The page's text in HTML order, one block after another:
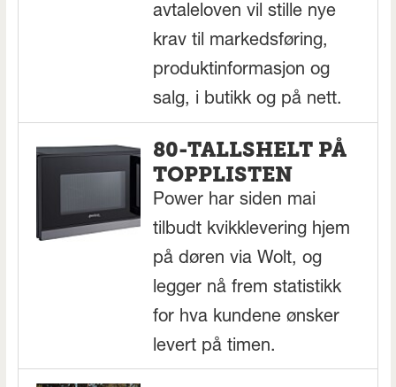
avtaleloven vil stille nye
krav til markedsføring,
produktinformasjon og
salg, i butikk og på nett.
80-TALLSHELT PÅ
TOPPLISTEN
Power har siden mai
tilbudt kvikklevering hjem
på døren via Wolt, og
legger nå frem statistikk
for hva kundene ønsker
levert på timen.